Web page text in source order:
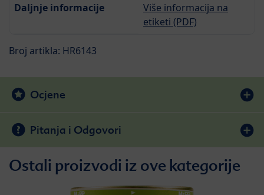
Daljnje informacije
Više informacija na
etiketi (PDF)
Broj artikla: HR6143
Ocjene
Pitanja i Odgovori
Ostali proizvodi iz ove kategorije